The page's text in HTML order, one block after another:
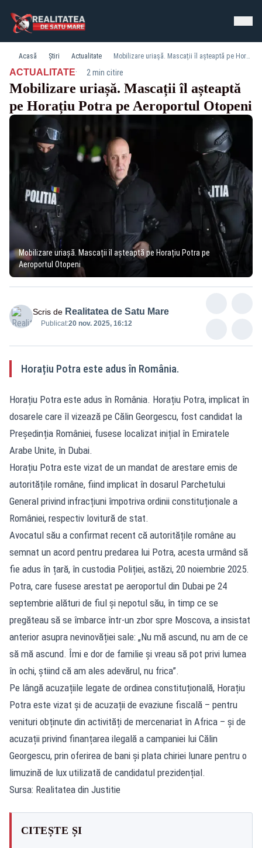
Acasă Știri Actualitate Mobilizare uriașă. Mascații îl așteaptă pe Horațiu Potra pe Aeroportul Otopeni
ACTUALITATE· 2 min citire
Mobilizare uriașă. Mascații îl așteaptă
pe Horațiu Potra pe Aeroportul Otopeni
Mobilizare uriașă. Mascații îl așteaptă pe Horațiu Potra pe
Aeroportul Otopeni
Scris de Realitatea de Satu Mare
Publicat:20 nov. 2025, 16:12
Horațiu Potra este adus în România.
Horațiu Potra este adus în România. Horațiu Potra, implicat în
dosarele care îl vizează pe Călin Georgescu, fost candidat la
Președinția României, fusese localizat inițial în Emiratele
Arabe Unite, în Dubai.
Horațiu Potra este vizat de un mandat de arestare emis de
autoritățile române, fiind implicat în dosarul Parchetului
General privind infracțiuni împotriva ordinii constituționale a
României, respectiv lovitură de stat.
Avocatul său a confirmat recent că autoritățile române au
semnat un acord pentru predarea lui Potra, acesta urmând să
fie adus în țară, în custodia Poliției, astăzi, 20 noiembrie 2025.
Potra, care fusese arestat pe aeroportul din Dubai pe 24
septembrie alături de fiul și nepotul său, în timp ce se
pregăteau să se îmbarce într-un zbor spre Moscova, a insistat
anterior asupra nevinovăției sale: „Nu mă ascund, nu am de ce
să mă ascund. Îmi e dor de familie și vreau să pot privi lumea
în ochi, știind că am ales adevărul, nu frica”.
Pe lângă acuzațiile legate de ordinea constituțională, Horațiu
Potra este vizat și de acuzații de evaziune fiscală – pentru
venituri obținute din activități de mercenariat în Africa – și de
acuzații privind finanțarea ilegală a campaniei lui Călin
Georgescu, prin oferirea de bani și plata chiriei lunare pentru o
limuzină de lux utilizată de candidatul prezidențial.
Sursa: Realitatea din Justitie
CITEȘTE ȘI